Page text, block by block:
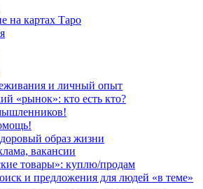
на картах Таро
и личный опыт
«рынок»: кто есть кто?
образ жизни
вакансии
товары»: куплю/продам
и предложения для людей «в теме»